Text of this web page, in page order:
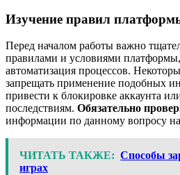
Изучение правил
Перед началом работы важно
правилами и условиями
автоматизация процессов.
запрещать применение подобных
привести к блокировке аккаунта
последствиям. Обязательно
информации по данному вопросу на
ЧИТАТЬ ТАКЖЕ: Способы
играх